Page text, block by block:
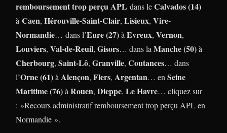
remboursement trop perçu APL dans leCalvados (14)
à Caen, Hérouville-Saint-Clair, Lisieux, Vire-
Normandie… dans l’Eure (27)àEvreux, Vernon,
Louviers, Val-de-Reuil, Gisors… dans laManche (50)à
Cherbourg, Saint-Lô, Granville, Coutances… dans
l’Orne (61)àAlençon, Flers, Argentan… enSeine
Maritime (76)àRouen, Dieppe, Le Havre… cliquez sur
: »Recours administratif remboursement trop perçu APL en
Normandie ».